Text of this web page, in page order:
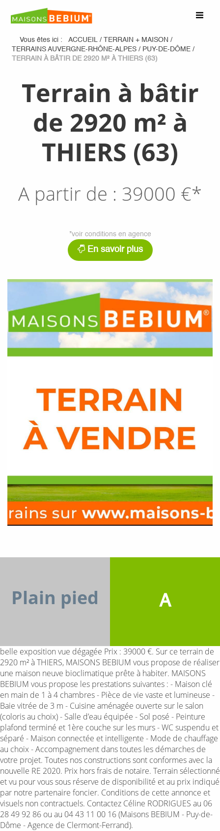
Vous êtes ici : ACCUEIL / TERRAIN + MAISON /
TERRAINS AUVERGNE-RHÔNE-ALPES / PUY-DE-DÔME /
TERRAIN À BÂTIR DE 2920 M² À THIERS (63)
Terrain à bâtir
de 2920 m² à
THIERS (63)
A partir de : 39000 €*
*voir conditions en agence
En savoir plus
Plain pied A
belle exposition vue dégagée Prix : 39000 €. Sur ce terrain de
2920 m² à THIERS, MAISONS BEBIUM vous propose de réaliser
une maison neuve bioclimatique prête à habiter. MAISONS
BEBIUM vous propose les prestations suivantes : - Maison clé
en main de 1 à 4 chambres - Pièce de vie vaste et lumineuse -
Baie vitrée de 3 m - Cuisine aménagée ouverte sur le salon
(coloris au choix) - Salle d’eau équipée - Sol posé - Peinture
plafond terminé et 1ère couche sur les murs - WC suspendu et
séparé - Maison connectée et intelligente - Mode de chauffage
au choix - Accompagnement dans toutes les démarches de
votre projet. Toutes nos constructions sont conformes avec la
nouvelle RE 2020. Prix hors frais de notaire. Terrain sélectionné
et vu pour vous sous réserve de disponibilité et au prix indiqué
par notre partenaire foncier. Conditions de cette annonce et
visuels non contractuels. Contactez Céline RODRIGUES au 06
28 49 92 86 ou au 04 43 11 00 16 (Maisons BEBIUM - Puy-de-
Dôme - Agence de Clermont-Ferrand).